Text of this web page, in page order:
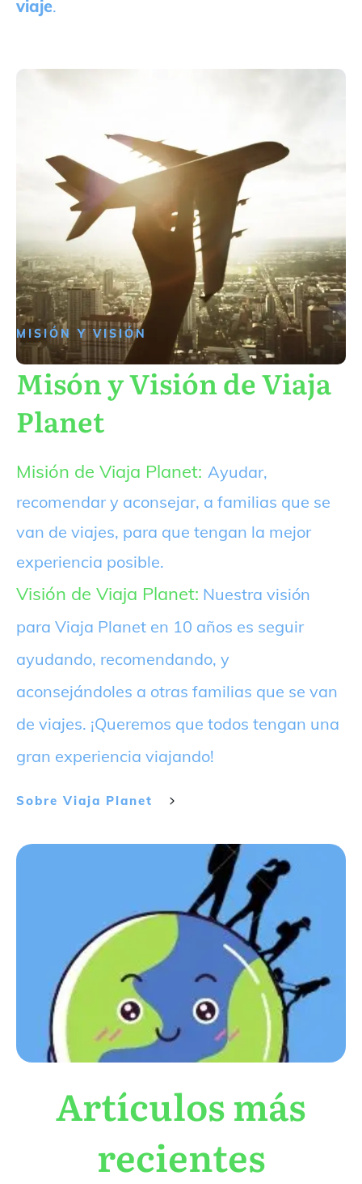
viaje.
MISIÓN Y VISIÓN
Misón y Visión de Viaja
Planet
Misión de Viaja Planet: Ayudar,
recomendar y aconsejar, a familias que se
van de viajes, para que tengan la mejor
experiencia posible.
Visión de Viaja Planet: Nuestra visión
para Viaja Planet en 10 años es seguir
ayudando, recomendando, y
aconsejándoles a otras familias que se van
de viajes. ¡Queremos que todos tengan una
gran experiencia viajando!
Sobre Viaja Planet
Artículos más
recientes